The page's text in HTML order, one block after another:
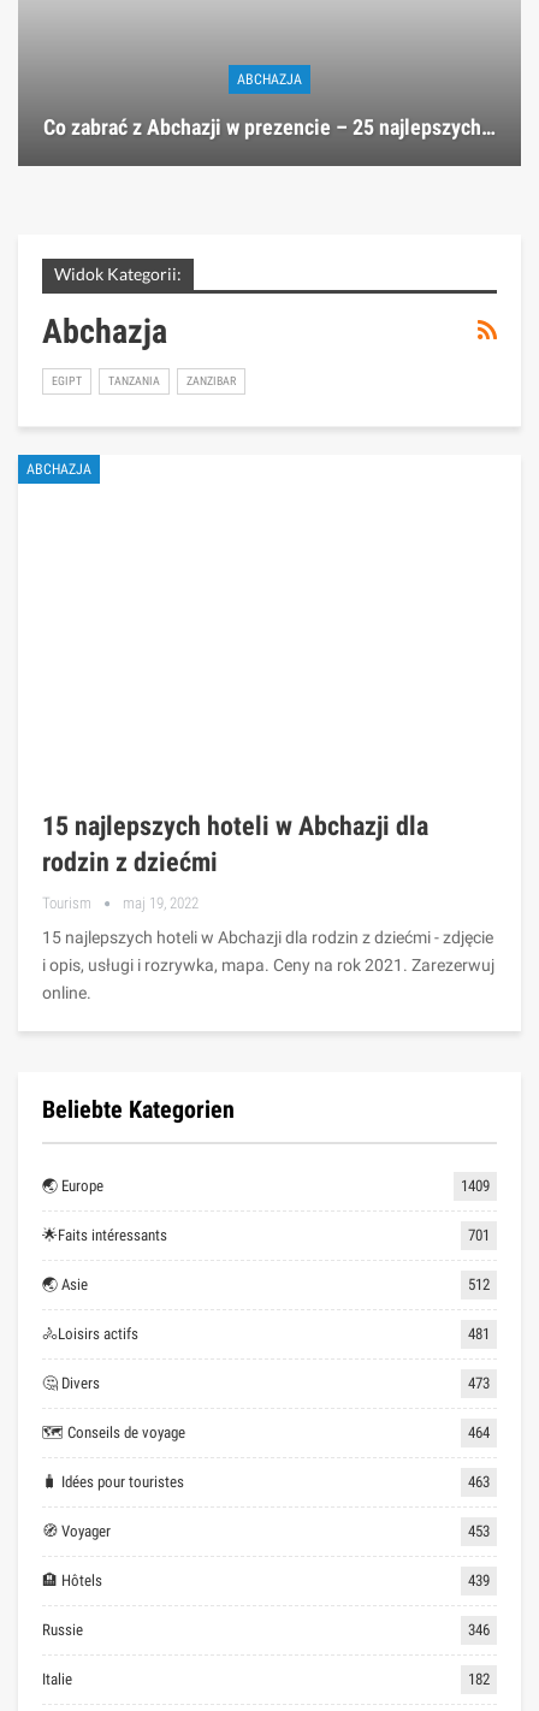
ABCHAZJA
Co zabrać z Abchazji w prezencie – 25 najlepszych…
Widok Kategorii:
Abchazja
EGIPT TANZANIA ZANZIBAR
ABCHAZJA
15 najlepszych hoteli w Abchazji dla
rodzin z dziećmi
Tourism maj 19, 2022
15 najlepszych hoteli w Abchazji dla rodzin z dziećmi - zdjęcie
i opis, usługi i rozrywka, mapa. Ceny na rok 2021. Zarezerwuj
online.
Beliebte Kategorien
🌏 Europe 1409
🌟Faits intéressants 701
🌏 Asie 512
🚴Loisirs actifs 481
🤔 Divers 473
🗺 Conseils de voyage 464
🧳 Idées pour touristes 463
🧭 Voyager 453
🏨 Hôtels 439
Russie 346
Italie 182